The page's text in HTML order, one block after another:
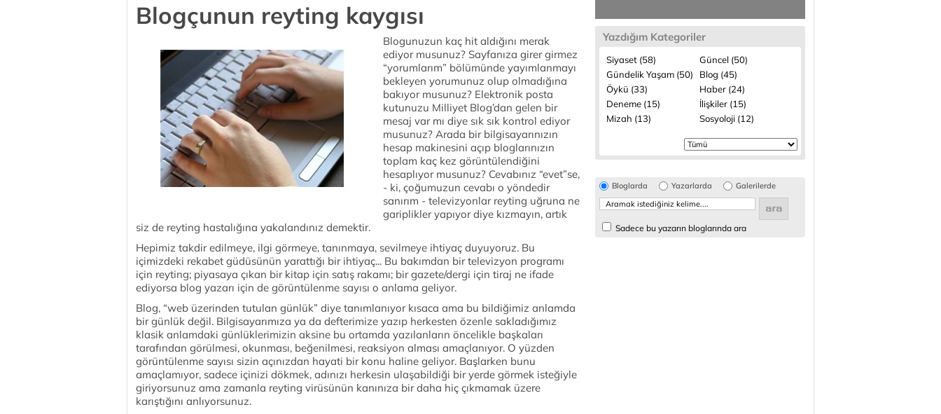
Blogçunun reyting kaygısı
Blogunuzun kaç hit aldığını merak
ediyor musunuz? Sayfanıza girer girmez
“yorumlarım” bölümünde yayımlanmayı
bekleyen yorumunuz olup olmadığına
bakıyor musunuz? Elektronik posta
kutunuzu Milliyet Blog’dan gelen bir
mesaj var mı diye sık sık kontrol ediyor
musunuz? Arada bir bilgisayarınızın
hesap makinesini açıp bloglarınızın
toplam kaç kez görüntülendiğini
hesaplıyor musunuz? Cevabınız “evet”se,
- ki, çoğumuzun cevabı o yöndedir
sanırım - televizyonlar reyting uğruna ne
gariplikler yapıyor diye kızmayın, artık
siz de reyting hastalığına yakalandınız demektir.
Hepimiz takdir edilmeye, ilgi görmeye, tanınmaya, sevilmeye ihtiyaç duyuyoruz. Bu
içimizdeki rekabet güdüsünün yarattığı bir ihtiyaç... Bu bakımdan bir televizyon programı
için reyting; piyasaya çıkan bir kitap için satış rakamı; bir gazete/dergi için tiraj ne ifade
ediyorsa blog yazarı için de görüntülenme sayısı o anlama geliyor.
Blog, “web üzerinden tutulan günlük” diye tanımlanıyor kısaca ama bu bildiğimiz anlamda
bir günlük değil. Bilgisayarımıza ya da defterimize yazıp herkesten özenle sakladığımız
klasik anlamdaki günlüklerimizin aksine bu ortamda yazılanların öncelikle başkaları
tarafından görülmesi, okunması, beğenilmesi, reaksiyon alması amaçlanıyor. O yüzden
görüntülenme sayısı sizin açınızdan hayati bir konu haline geliyor. Başlarken bunu
amaçlamıyor, sadece içinizi dökmek, adınızı herkesin ulaşabildiği bir yerde görmek isteğiyle
giriyorsunuz ama zamanla reyting virüsünün kanınıza bir daha hiç çıkmamak üzere
karıştığını anlıyorsunuz.
Yazdığım Kategoriler
Siyaset (58)
Güncel (50)
Gündelik Yaşam (50)
Blog (45)
Öykü (33)
Haber (24)
Deneme (15)
İlişkiler (15)
Mizah (13)
Sosyoloji (12)
Bloglarda Yazarlarda Galerilerde
Sadece bu yazarın bloglarında ara